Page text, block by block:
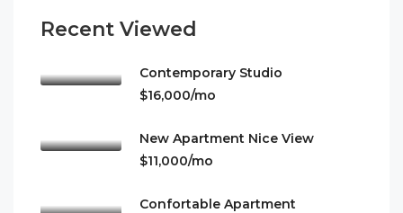
Recent Viewed
Contemporary Studio
$16,000/mo
New Apartment Nice View
$11,000/mo
Confortable Apartment